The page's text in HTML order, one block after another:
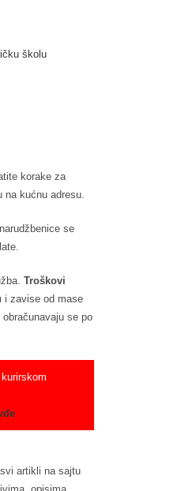
školu
korake za
na kućnu adresu.
se
Troškovi
i zavise od mase
se po
kurirskom
artikli na sajtu